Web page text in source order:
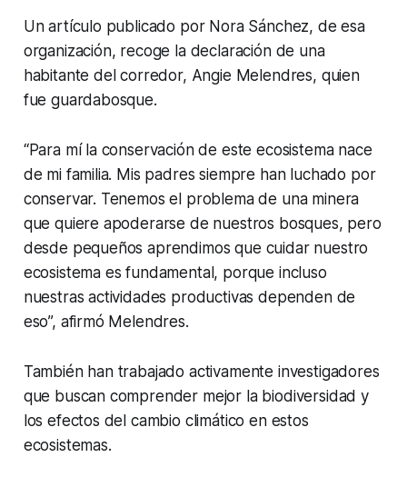
Un artículo publicado por Nora Sánchez, de esa
organización, recoge la declaración de una
habitante del corredor, Angie Melendres, quien
fue guardabosque.
“Para mí la conservación de este ecosistema nace
de mi familia. Mis padres siempre han luchado por
conservar. Tenemos el problema de una minera
que quiere apoderarse de nuestros bosques, pero
desde pequeños aprendimos que cuidar nuestro
ecosistema es fundamental, porque incluso
nuestras actividades productivas dependen de
eso”, afirmó Melendres.
También han trabajado activamente investigadores
que buscan comprender mejor la biodiversidad y
los efectos del cambio climático en estos
ecosistemas.